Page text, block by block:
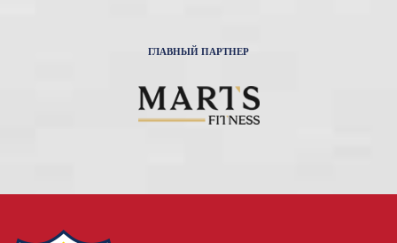
ГЛАВНЫЙ ПАРТНЕР